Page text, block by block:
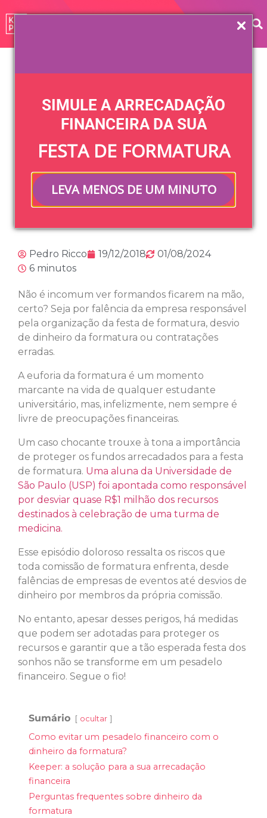
SIMULE A ARRECADAÇÃO
FINANCEIRA DA SUA
FESTA DE FORMATURA
LEVA MENOS DE UM MINUTO
Home»Blog»Gestão Financeira»Dinheiro da
Dinheiro da
formatura: veja
como evitar riscos
Pedro Ricco 19/12/2018
01/08/2024
6 minutos
Não é incomum ver formandos ficarem na mão,
certo? Seja por falência da empresa responsável
pela organização da festa de formatura, desvio
de dinheiro da formatura ou contratações
erradas.
A euforia da formatura é um momento
marcante na vida de qualquer estudante
universitário, mas, infelizmente, nem sempre é
livre de preocupações financeiras.
Um caso chocante trouxe à tona a importância
de proteger os fundos arrecadados para a festa
de formatura. Uma aluna da Universidade de
São Paulo (USP) foi apontada como responsável
por desviar quase R$1 milhão dos recursos
destinados à celebração de uma turma de
medicina.
Esse episódio doloroso ressalta os riscos que
toda comissão de formatura enfrenta, desde
falências de empresas de eventos até desvios de
dinheiro por membros da própria comissão.
No entanto, apesar desses perigos, há medidas
que podem ser adotadas para proteger os
recursos e garantir que a tão esperada festa dos
sonhos não se transforme em um pesadelo
financeiro. Segue o fio!
Sumário ocultar
Como evitar um pesadelo financeiro com o
dinheiro da formatura?
Keeper: a solução para a sua arrecadação
financeira
Perguntas frequentes sobre dinheiro da
formatura